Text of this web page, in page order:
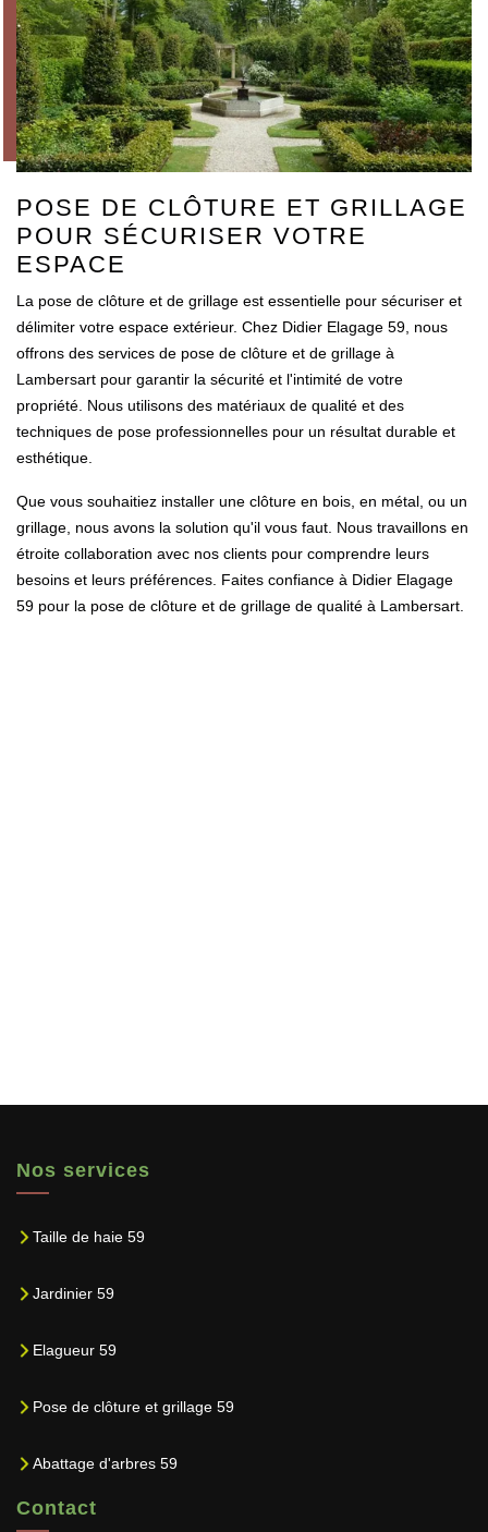
POSE DE CLÔTURE ET GRILLAGE
POUR SÉCURISER VOTRE
ESPACE
La pose de clôture et de grillage est essentielle pour sécuriser et
délimiter votre espace extérieur. Chez Didier Elagage 59, nous
offrons des services de pose de clôture et de grillage à
Lambersart pour garantir la sécurité et l'intimité de votre
propriété. Nous utilisons des matériaux de qualité et des
techniques de pose professionnelles pour un résultat durable et
esthétique.
Que vous souhaitiez installer une clôture en bois, en métal, ou un
grillage, nous avons la solution qu'il vous faut. Nous travaillons en
étroite collaboration avec nos clients pour comprendre leurs
besoins et leurs préférences. Faites confiance à Didier Elagage
59 pour la pose de clôture et de grillage de qualité à Lambersart.
Nos services
Taille de haie 59
Jardinier 59
Elagueur 59
Pose de clôture et grillage 59
Abattage d'arbres 59
Contact